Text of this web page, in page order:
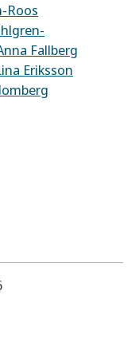
Roos
Fallberg
Eriksson